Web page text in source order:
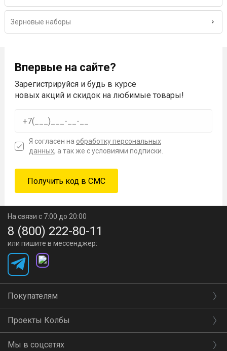
Зерновые наборы
Впервые на сайте?
Зарегистрируйся и будь в курсе
новых акций и скидок на любимые товары!
Я согласен на обработку персональных
данных, а так же с условиями подписки.
На связи с 7:00 до 20:00
8 (800) 222-80-11
или пишите в мессенджер:
Покупателям
Проекты Колбы
Мы в соцсетях